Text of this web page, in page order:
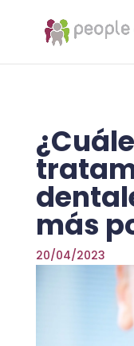
más
20/04/2023